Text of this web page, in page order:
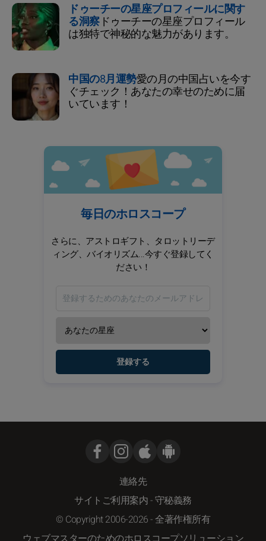
ドゥーチーの星座プロフィールに関す
る洞察ドゥーチーの星座プロフィール
は独特で神秘的な魅力があります。
中国の8月運勢愛の月の中国占いを今す
ぐチェック！あなたの幸せのために届
いています！
毎日のホロスコープ
さらに、アストロギフト、タロットリーデ
ィング、バイオリズム...今すぐ登録してく
ださい！
登録する
連絡先
サイトご利用案内-守秘義務
© Copyright 2006-2026 - 全著作権所有